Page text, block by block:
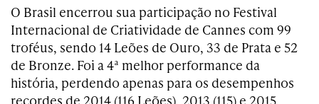
O Brasil encerrou sua participação no Festival
Internacional de Criatividade de Cannes com 99
troféus, sendo 14 Leões de Ouro, 33 de Prata e 52
de Bronze. Foi a 4ª melhor performance da
história, perdendo apenas para os desempenhos
recordes de 2014 (116 Leões), 2013 (115) e 2015